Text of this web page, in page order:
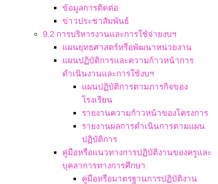
ข้อมูลการติดต่อ
ข่าวประชาสัมพันธ์
9.2 การบริหารงานและการใช้จ่ายงบฯ
แผนยุทธศาสตร์หรือพัฒนาหน่วยงาน
แผนปฏิบัติการและความก้าวหน้าการ
ดำเนินงานและการใช้งบฯ
แผนปฏิบัติการตามภารกิจของ
โรงเรียน
รายงานความก้าวหน้าของโครงการ
รายงานผลการดำเนินการตามแผน
ปฏิบัติการ
คู่มือหรือแนวทางการปฏิบัติงานของครูและ
บุคลาการทางการศึกษา
คู่มือหรือมาตรฐานการปฏิบัติงาน